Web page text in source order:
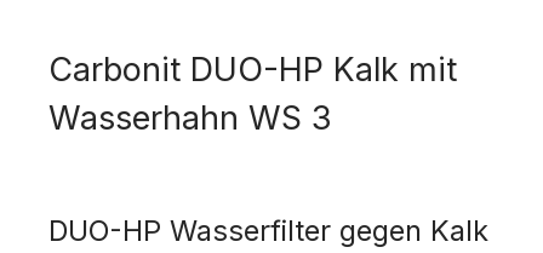
Carbonit DUO-HP Kalk mit
Wasserhahn WS 3
DUO-HP Wasserfilter gegen Kalk